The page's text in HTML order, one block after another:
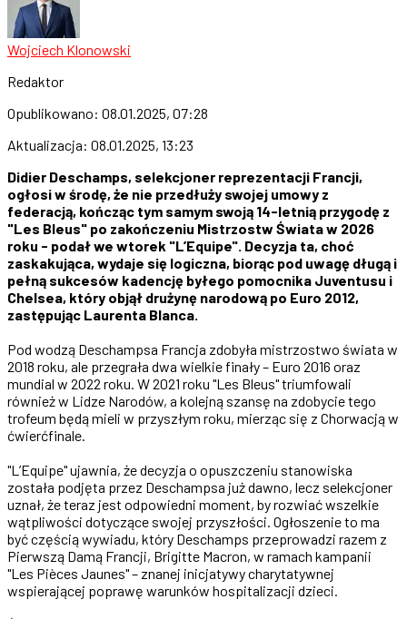
Wojciech Klonowski
Redaktor
Opublikowano: 08.01.2025, 07:28
Aktualizacja: 08.01.2025, 13:23
Didier Deschamps, selekcjoner reprezentacji Francji,
ogłosi w środę, że nie przedłuży swojej umowy z
federacją, kończąc tym samym swoją 14-letnią przygodę z
"Les Bleus" po zakończeniu Mistrzostw Świata w 2026
roku - podał we wtorek "L’Equipe". Decyzja ta, choć
zaskakująca, wydaje się logiczna, biorąc pod uwagę długą i
pełną sukcesów kadencję byłego pomocnika Juventusu i
Chelsea, który objął drużynę narodową po Euro 2012,
zastępując Laurenta Blanca.
Pod wodzą Deschampsa Francja zdobyła mistrzostwo świata w
2018 roku, ale przegrała dwa wielkie finały – Euro 2016 oraz
mundial w 2022 roku. W 2021 roku "Les Bleus" triumfowali
również w Lidze Narodów, a kolejną szansę na zdobycie tego
trofeum będą mieli w przyszłym roku, mierząc się z Chorwacją w
ćwierćfinale.
"L’Equipe" ujawnia, że decyzja o opuszczeniu stanowiska
została podjęta przez Deschampsa już dawno, lecz selekcjoner
uznał, że teraz jest odpowiedni moment, by rozwiać wszelkie
wątpliwości dotyczące swojej przyszłości. Ogłoszenie to ma
być częścią wywiadu, który Deschamps przeprowadzi razem z
Pierwszą Damą Francji, Brigitte Macron, w ramach kampanii
"Les Pièces Jaunes" – znanej inicjatywy charytatywnej
wspierającej poprawę warunków hospitalizacji dzieci.